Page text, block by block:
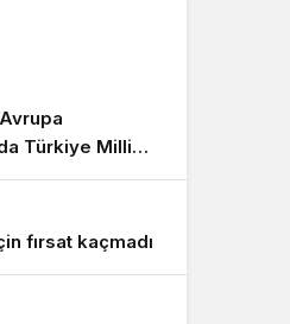
seçin.
Türkiye Milli
etti
fırsat kaçmadı